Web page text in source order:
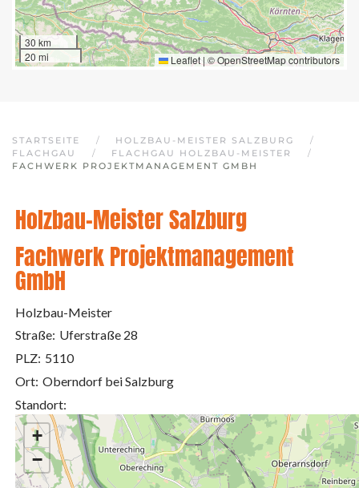
30 km
20 mi
Leaflet | ©OpenStreetMapcontributors
STARTSEITE
HOLZBAU-MEISTER SALZBURG
FLACHGAU
FLACHGAU HOLZBAU-MEISTER
FACHWERK PROJEKTMANAGEMENT GMBH
Holzbau-Meister Salzburg
Fachwerk Projektmanagement
GmbH
Holzbau-Meister
Straße: Uferstraße 28
PLZ: 5110
Ort: Oberndorf bei Salzburg
Standort:
+
−